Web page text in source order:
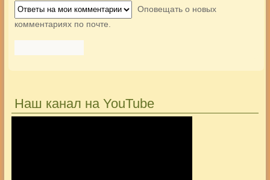
Оповещать о новых
комментариях по почте.
Наш канал на YouTube